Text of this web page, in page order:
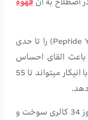
اصطلاح به آنقهوه
همچنین قهوه هورمون اشتها (Peptide YY) را تا حدی
القای احساس
سیری و پری در بدن شما میکند و با انیکار میتواند تا 55
پس با خوردن دو فنجان قهوه در روز 34 کالری سوخت و